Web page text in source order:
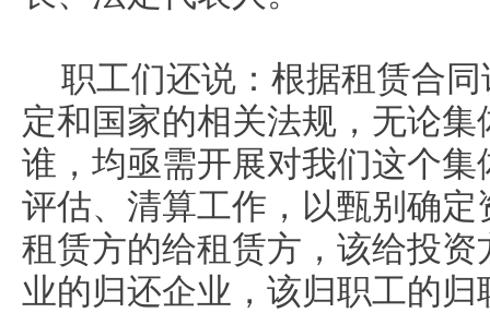
职工们还说：根据租赁合
定和国家的相关法规，无论
谁，均亟需开展对我们这个
评估、清算工作，以甄别确
租赁方的给租赁方，该给投
业的归还企业，该归职工的